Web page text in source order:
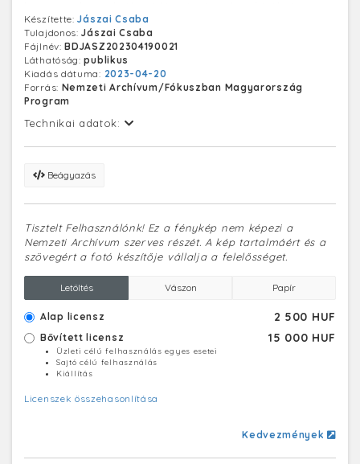
rajta más épület. A főváros egyik „tüdeje” a hatalmas
közpark, amely évszázados fa matuzsálemekkel,
gondozott sétányokkal és középkori szakrális építészeti
emlékekkel vonzza a pihenni vágyókat.
Készítette:Jászai Csaba
Tulajdonos:Jászai Csaba
Fájlnév:BDJASZ202304190021
Láthatóság:publikus
Kiadás dátuma: 2023-04-20
Forrás: Nemzeti Archívum/Fókuszban Magyarország
Program
Technikai adatok:
Beágyazás
Tisztelt Felhasználónk! Ez a fénykép nem képezi a
Nemzeti Archívum szerves részét. A kép tartalmáért és a
szövegért a fotó készítője vállalja a felelősséget.
Letöltés Vászon Papír
Alap licensz 2 500 HUF
Bővített licensz 15 000 HUF
Üzleti célú felhasználás egyes esetei
Sajtó célú felhasználás
Kiállítás
Licenszek összehasonlítása
Kedvezmények